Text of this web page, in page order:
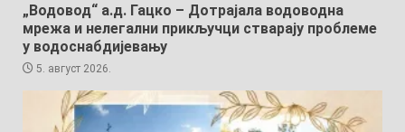
„Водовод“ а.д. Гацко – Дотрајала водоводна
мрежа и нелегални прикључци стварају проблеме
у водоснабдијевању
5. август 2026.